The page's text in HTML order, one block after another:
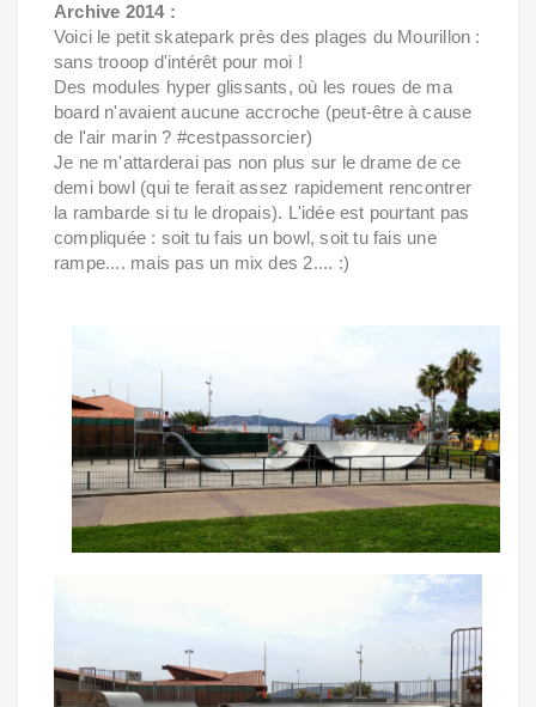
Archive 2014 :
Voici le petit skatepark près des plages du Mourillon :
sans trooop d'intérêt pour moi !
Des modules hyper glissants, où les roues de ma
board n'avaient aucune accroche (peut-être à cause
de l'air marin ? #cestpassorcier)
Je ne m'attarderai pas non plus sur le drame de ce
demi bowl (qui te ferait assez rapidement rencontrer
la rambarde si tu le dropais). L'idée est pourtant pas
compliquée : soit tu fais un bowl, soit tu fais une
rampe.... mais pas un mix des 2.... :)